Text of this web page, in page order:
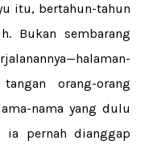
itu, bertahun-tahun
Bukan sembarang
orang-orang
nama yang dulu
ia pernah dianggap